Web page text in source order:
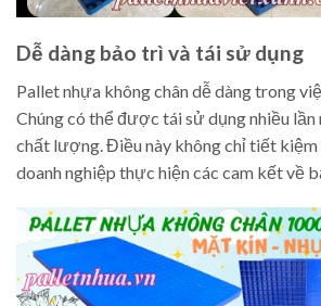
Dễ dàng bảo trì và tái sử dụng
Pallet nhựa không chân dễ dàng trong
Chúng có thể được tái sử dụng nhiều lần
chất lượng. Điều này không chỉ tiết kiệm
doanh nghiệp thực hiện các cam kết về